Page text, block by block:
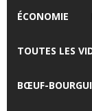
ÉCONOMIE
TOUTES LES
BŒUF-